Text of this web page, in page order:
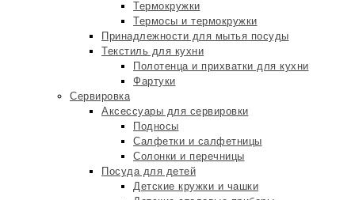
Термокружки
Термосы и термокружки
Принадлежности для мытья посуды
Текстиль для кухни
Полотенца и прихватки для кухни
Фартуки
Сервировка
Аксессуары для сервировки
Подносы
Салфетки и салфетницы
Солонки и перечницы
Посуда для детей
Детские кружки и чашки